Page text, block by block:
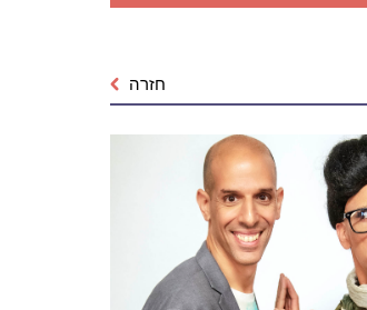
חזרה